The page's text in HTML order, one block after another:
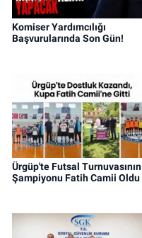
Komiser Yardımcılığı
Başvurularında Son Gün!
Ürgüp'te Futsal Turnuvasının
Şampiyonu Fatih Camii Oldu